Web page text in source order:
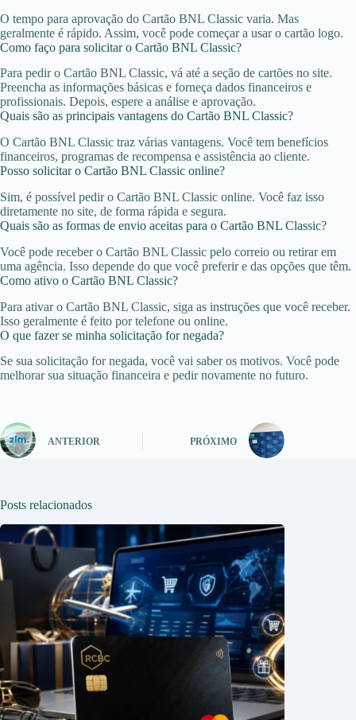
O tempo para aprovação do Cartão BNL Classic varia. Mas
geralmente é rápido. Assim, você pode começar a usar o cartão logo.
Como faço para solicitar o Cartão BNL Classic?
Para pedir o Cartão BNL Classic, vá até a seção de cartões no site.
Preencha as informações básicas e forneça dados financeiros e
profissionais. Depois, espere a análise e aprovação.
Quais são as principais vantagens do Cartão BNL Classic?
O Cartão BNL Classic traz várias vantagens. Você tem benefícios
financeiros, programas de recompensa e assistência ao cliente.
Posso solicitar o Cartão BNL Classic online?
Sim, é possível pedir o Cartão BNL Classic online. Você faz isso
diretamente no site, de forma rápida e segura.
Quais são as formas de envio aceitas para o Cartão BNL Classic?
Você pode receber o Cartão BNL Classic pelo correio ou retirar em
uma agência. Isso depende do que você preferir e das opções que têm.
Como ativo o Cartão BNL Classic?
Para ativar o Cartão BNL Classic, siga as instruções que você receber.
Isso geralmente é feito por telefone ou online.
O que fazer se minha solicitação for negada?
Se sua solicitação for negada, você vai saber os motivos. Você pode
melhorar sua situação financeira e pedir novamente no futuro.
ANTERIOR PRÓXIMO
Posts relacionados